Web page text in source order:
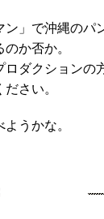
ン」で沖縄のパ
か否か。
ダクションの
さい。
うかな。